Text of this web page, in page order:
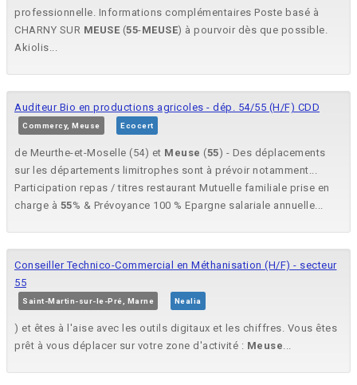
professionnelle. Informations complémentaires Poste basé à
CHARNY SUR MEUSE (55-MEUSE) à pourvoir dès que possible.
Akiolis...
Auditeur Bio en productions agricoles - dép. 54/55 (H/F) CDD
Commercy, Meuse Ecocert
de Meurthe-et-Moselle (54) et Meuse (55) - Des déplacements
sur les départements limitrophes sont à prévoir notamment...
Participation repas / titres restaurant Mutuelle familiale prise en
charge à 55% & Prévoyance 100 % Epargne salariale annuelle...
Conseiller Technico-Commercial en Méthanisation (H/F) - secteur
55
Saint-Martin-sur-le-Pré, Marne Nealia
) et êtes à l'aise avec les outils digitaux et les chiffres. Vous êtes
prêt à vous déplacer sur votre zone d'activité : Meuse...